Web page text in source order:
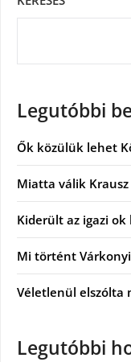
Legutóbbi
Ők közülük lehet
Miatta válik
Kiderült az igazi
Mi történt
Véletlenül elszólta
Legutóbbi